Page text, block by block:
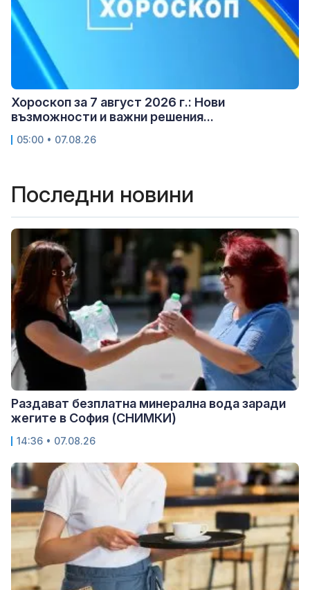
Хороскоп за 7 август 2026 г.: Нови
възможности и важни решения...
05:00 • 07.08.26
Последни новини
Раздават безплатна минерална вода заради
жегите в София (СНИМКИ)
14:36 • 07.08.26